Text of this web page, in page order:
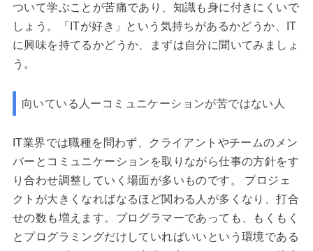
ついて学ぶことが苦痛であり、知識も身に付きにくいで
しょう。「ITが好き」という気持ちがあるかどうか、IT
に興味を持てるかどうか、まずは自分に聞いてみましょ
う。
向いている人ーコミュニケーションが苦ではない人
IT業界では職種を問わず、クライアントやチームのメン
バーとコミュニケーションを取りながら仕事の方針をす
り合わせ調整していく場面が多いものです。 プロジェ
クトが大きくなればなるほど関わる人が多くなり、打合
せの数も増えます。プログラマーであっても、もくもく
とプログラミングだけしていればいいという環境である